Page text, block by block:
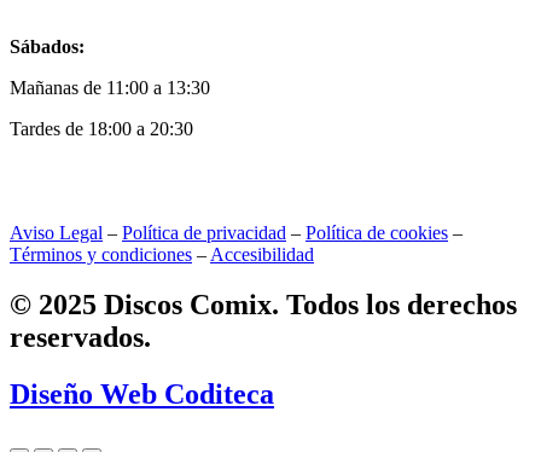
Sábados:
Mañanas de 11:00 a 13:30
Tardes de 18:00 a 20:30
Aviso Legal – Política de privacidad – Política de cookies –
Términos y condiciones – Accesibilidad
© 2025 Discos Comix. Todos los derechos
reservados.
Diseño Web Coditeca